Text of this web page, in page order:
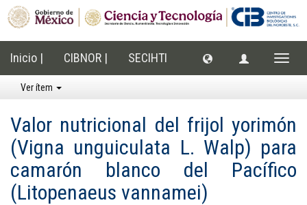
Inicio | CIBNOR | SECIHTI
Ver ítem
Valor nutricional del frijol yorimón
(Vigna unguiculata L. Walp) para
camarón blanco del Pacífico
(Litopenaeus vannamei)